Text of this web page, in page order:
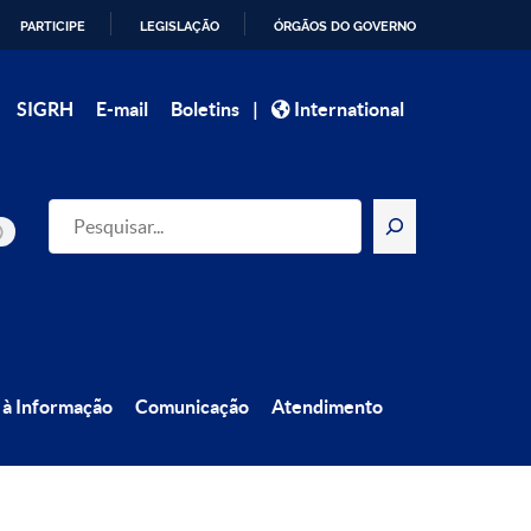
PARTICIPE LEGISLAÇÃO ÓRGÃOS DO GOVERNO
SIGRH E-mail Boletins | International
Pesquisar
Informação Comunicação Atendimento